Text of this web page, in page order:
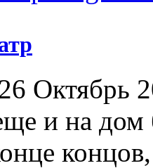
Октябрь
и на дом